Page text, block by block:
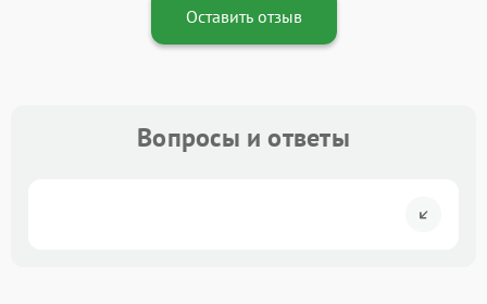
Оставить отзыв
Вопросы и ответы